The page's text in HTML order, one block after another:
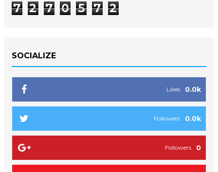
7 2 7 0 5 7 2
SOCIALIZE
0.0k
Likes
0.0k
Followers
0
Followers